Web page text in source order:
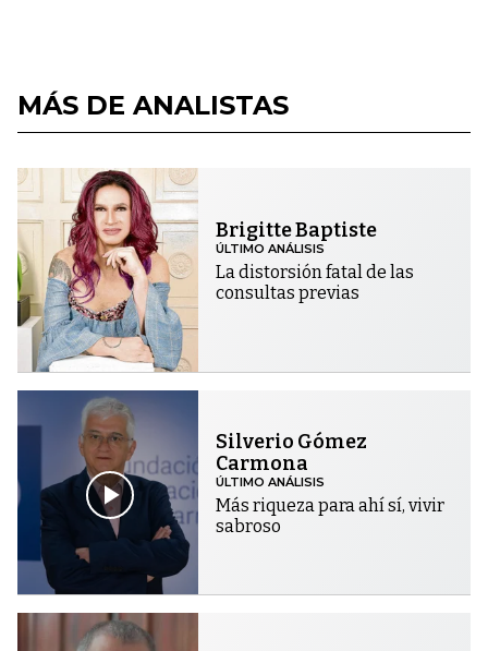
MÁS DE ANALISTAS
Brigitte Baptiste
ÚLTIMO ANÁLISIS
La distorsión fatal de las
consultas previas
Silverio Gómez
Carmona
ÚLTIMO ANÁLISIS
Más riqueza para ahí sí, vivir
sabroso